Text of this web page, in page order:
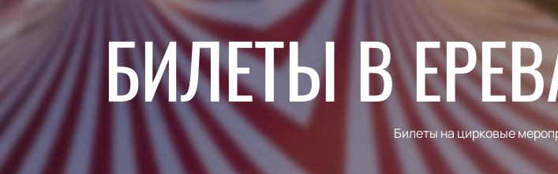
БИЛЕТЫ В
Билеты на цирковые